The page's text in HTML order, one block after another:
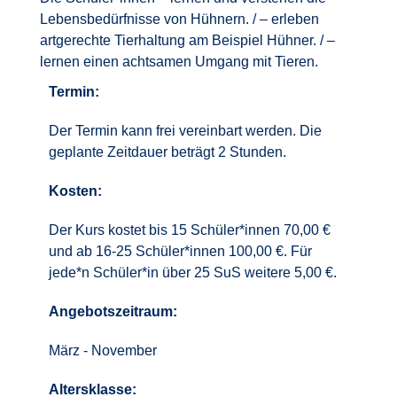
Lebensbedürfnisse von Hühnern. / – erleben
artgerechte Tierhaltung am Beispiel Hühner. / –
lernen einen achtsamen Umgang mit Tieren.
Termin:
Der Termin kann frei vereinbart werden. Die
geplante Zeitdauer beträgt 2 Stunden.
Kosten:
Der Kurs kostet bis 15 Schüler*innen 70,00 €
und ab 16-25 Schüler*innen 100,00 €. Für
jede*n Schüler*in über 25 SuS weitere 5,00 €.
Angebotszeitraum:
März - November
Altersklasse: